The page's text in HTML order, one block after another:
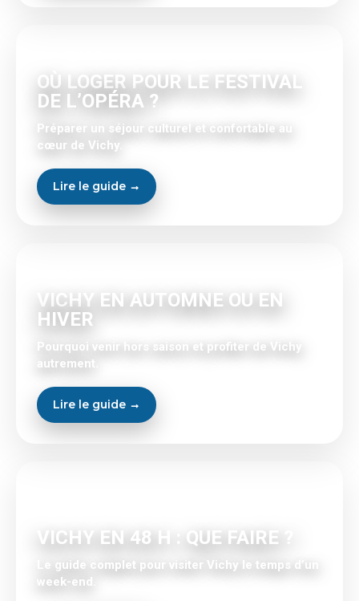
OÙ LOGER POUR LE FESTIVAL
DE L’OPÉRA ?
Préparer un séjour culturel et confortable au
cœur de Vichy.
Lire le guide →
VICHY EN AUTOMNE OU EN
HIVER
Pourquoi venir hors saison et profiter de Vichy
autrement.
Lire le guide →
VICHY EN 48 H : QUE FAIRE ?
Le guide complet pour visiter Vichy le temps d’un
week-end.